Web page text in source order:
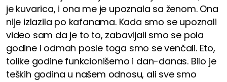
je kuvarica, i ona me je upoznala sa ženom. Ona
nije izlazila po kafanama. Kada smo se upoznali
video sam da je to to, zabavljali smo se pola
godine i odmah posle toga smo se venčali. Eto,
tolike godine funkcionišemo i dan-danas. Bilo je
teških godina u našem odnosu, ali sve smo